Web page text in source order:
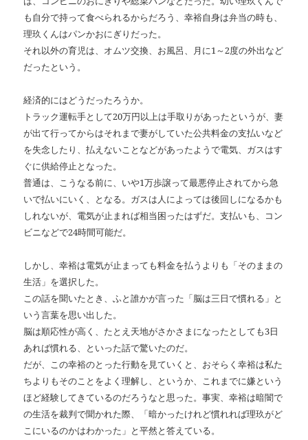
も自分で持って食べられるからだろう、幸裕自身は弁当の時も、
理玖くんはパンかおにぎりだった。
それ以外の育児は、オムツ交換、お風呂、月に1～2度の外出など
だったという。
経済的にはどうだったろうか。
トラック運転手として20万円以上は手取りがあったというが、妻
が出て行ってからはそれまで妻がしていた公共料金の支払いなど
を失念したり、払えないことなどがあったようで電気、ガスはす
ぐに供給停止となった。
普通は、こうなる前に、いや1万歩譲って最悪停止されてから急
いで払いにいく、となる。ガスは人によっては後回しになるかも
しれないが、電気が止まれば相当困ったはずだ。支払いも、コン
ビニなどで24時間可能だ。
しかし、幸裕は電気が止まっても料金を払うよりも「そのままの
生活」を選択した。
この話を聞いたとき、ふと誰かが言った「脳は三日で慣れる」と
いう言葉を思い出した。
脳は順応性が高く、たとえ天地がさかさまになったとしても3日
あれば慣れる、といった話で驚いたのだ。
だが、この幸裕のとった行動を見ていくと、おそらく幸裕は私た
ちよりもそのことをよく理解し、というか、これまでに嫌という
ほど経験してきているのだろうなと思った。事実、幸裕は暗闇で
の生活を裁判で聞かれた際、「暗かったけれど慣れれば理玖がど
こにいるのかはわかった」と平然と答えている。